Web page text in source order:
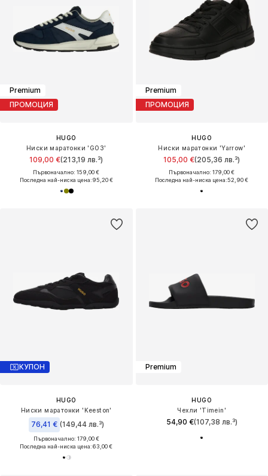
Premium
ПРОМОЦИЯ
HUGO
Ниски маратонки 'GO3'
109,00 €(213,19 лв.³)
Първоначално: 159,00 €
Последна най-ниска цена:95,20 €
Premium
ПРОМОЦИЯ
HUGO
Ниски маратонки 'Yarrow'
105,00 €(205,36 лв.³)
Първоначално: 179,00 €
Последна най-ниска цена:52,90 €
КУПОН
HUGO
Ниски маратонки 'Keeston'
76,41 € (149,44 лв.³)
Първоначално: 179,00 €
Последна най-ниска цена:63,00 €
Premium
HUGO
Чехли 'Timein'
54,90 €(107,38 лв.³)